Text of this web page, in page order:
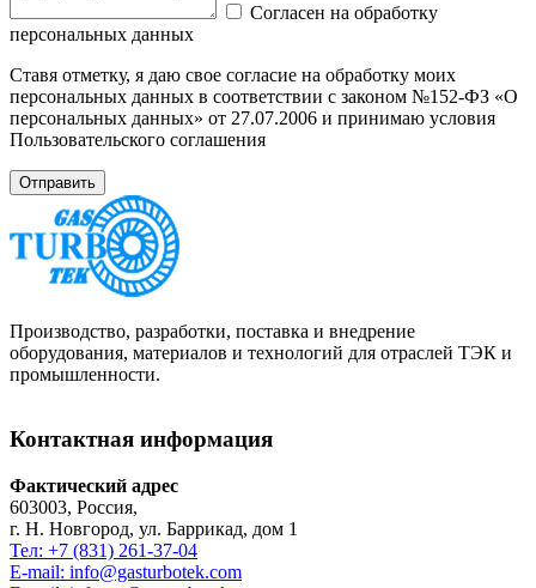
Согласен на обработку
персональных данных
Ставя отметку, я даю свое согласие на обработку моих
персональных данных в соответствии с законом №152-ФЗ «О
персональных данных» от 27.07.2006 и принимаю условия
Пользовательского соглашения
Производство, разработки, поставка и внедрение
оборудования, материалов и технологий для отраслей ТЭК и
промышленности.
Контактная информация
Фактический адрес
603003, Россия,
г. Н. Новгород, ул. Баррикад, дом 1
Тел: +7 (831) 261-37-04
E-mail: info@gasturbotek.com